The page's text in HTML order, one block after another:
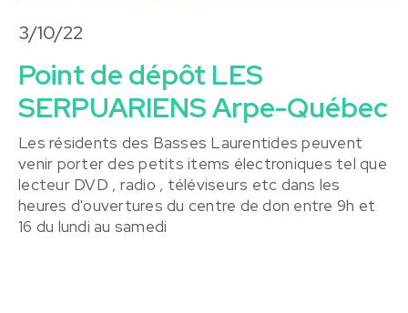
3/10/22
Point de dépôt LES
SERPUARIENS Arpe-Québec
Les résidents des Basses Laurentides peuvent
venir porter des petits items électroniques tel que
lecteur DVD , radio , téléviseurs etc dans les
heures d'ouvertures du centre de don entre 9h et
16 du lundi au samedi